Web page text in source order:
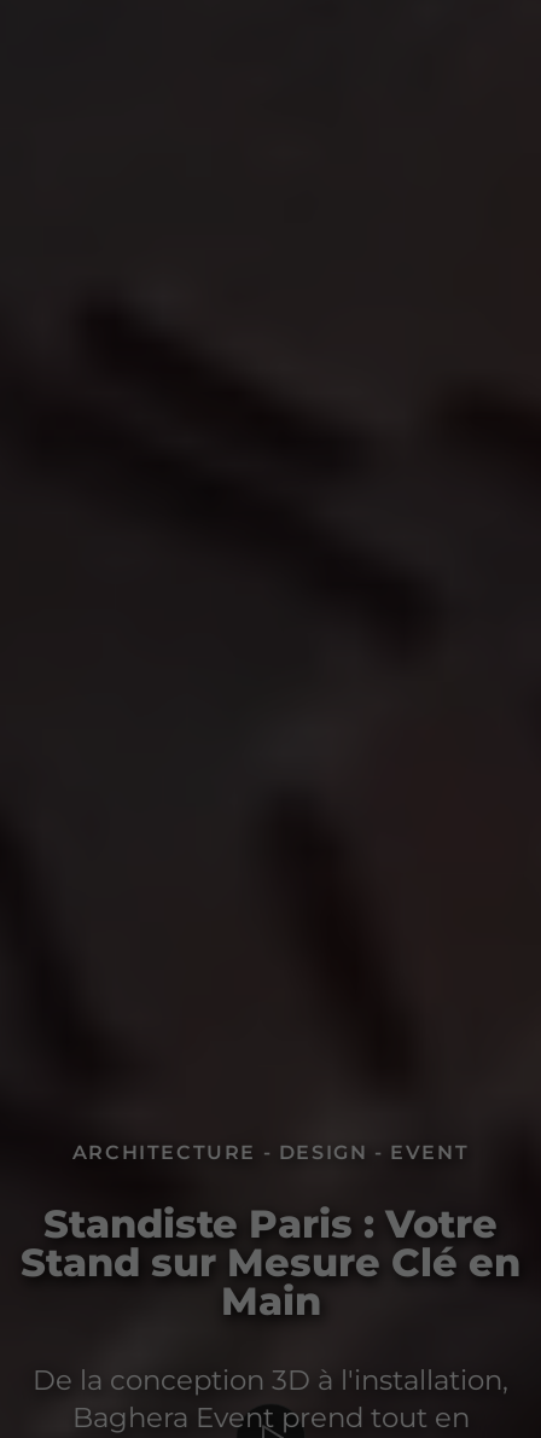
ARCHITECTURE - DESIGN - EVENT
Standiste Paris : Votre
Stand sur Mesure Clé en
Main
De la conception 3D à l'installation,
Baghera Event prend tout en